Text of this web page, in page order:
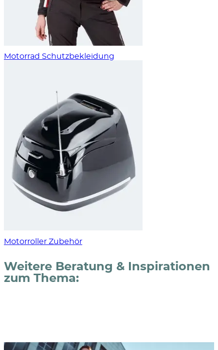
Motorrad Schutzbekleidung
Motorroller Zubehör
Weitere Beratung & Inspirationen
zum Thema: